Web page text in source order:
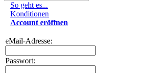
So geht es...
Konditionen
Account eröffnen
eMail-Adresse:
Passwort: